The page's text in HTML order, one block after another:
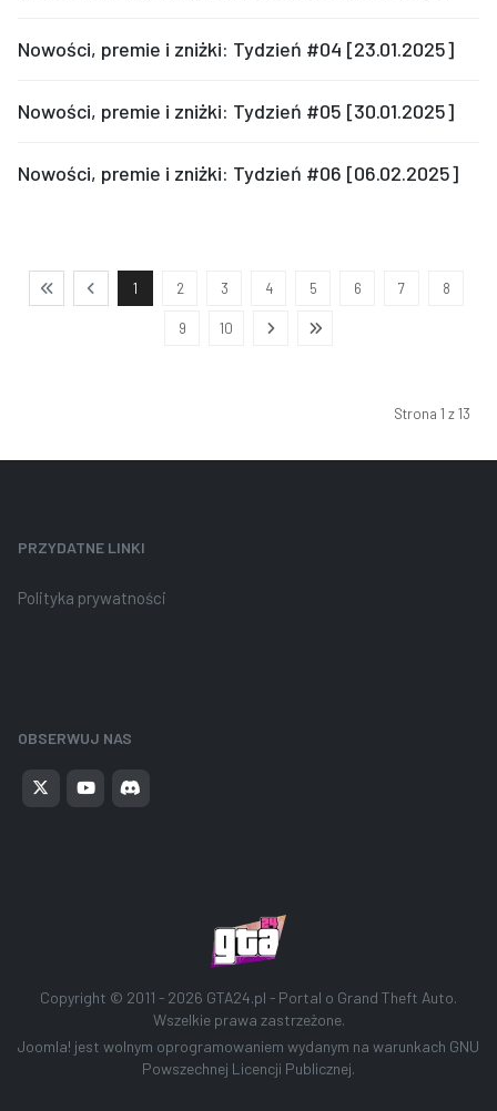
Nowości, premie i zniżki: Tydzień #04 [23.01.2025]
Nowości, premie i zniżki: Tydzień #05 [30.01.2025]
Nowości, premie i zniżki: Tydzień #06 [06.02.2025]
1 2 3 4 5 6 7 8
9 10
Strona 1 z 13
PRZYDATNE LINKI
Polityka prywatności
OBSERWUJ NAS
Copyright © 2011 - 2026 GTA24.pl - Portal o Grand Theft Auto.
Wszelkie prawa zastrzeżone.
Joomla! jest wolnym oprogramowaniem wydanym na warunkach GNU
Powszechnej Licencji Publicznej.